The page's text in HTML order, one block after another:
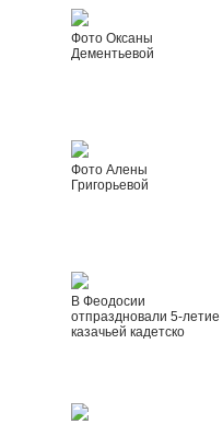
Фото Оксаны
Дементьевой
Фото Алены
Григорьевой
В Феодосии
отпраздновали 5-летие
казачьей кадетско